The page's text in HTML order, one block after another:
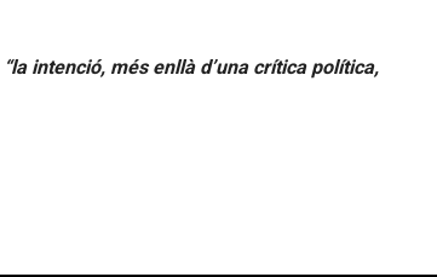
“la intenció, més enllà d’una crítica política,